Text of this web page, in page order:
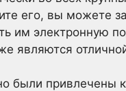
его, вы можете
им электронную
являются
были привлечены